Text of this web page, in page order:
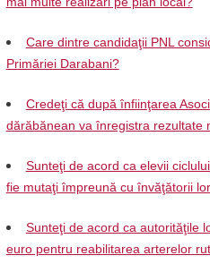
Care dintre candidaţii PNL
Primăriei Darabani?
Credeţi că după înfiinţarea
dărăbănean va înregistra rezultate
Sunteţi de acord ca elevii
fie mutaţi împreună cu învăţătorii
Sunteţi de acord ca autorităţile
euro pentru reabilitarea arterelor